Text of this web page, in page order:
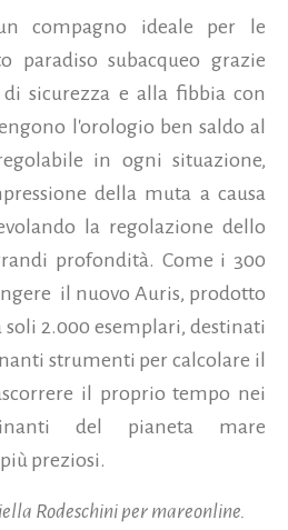
compagno ideale per le
paradiso subacqueo grazie
sicurezza e alla fibbia con
l'orologio ben saldo al
in ogni situazione,
della muta a causa
la regolazione dello
profondità. Come i 300
il nuovo Auris, prodotto
2.000 esemplari, destinati
strumenti per calcolare il
il proprio tempo nei
del pianeta mare
preziosi.
Rodeschini per mareonline.